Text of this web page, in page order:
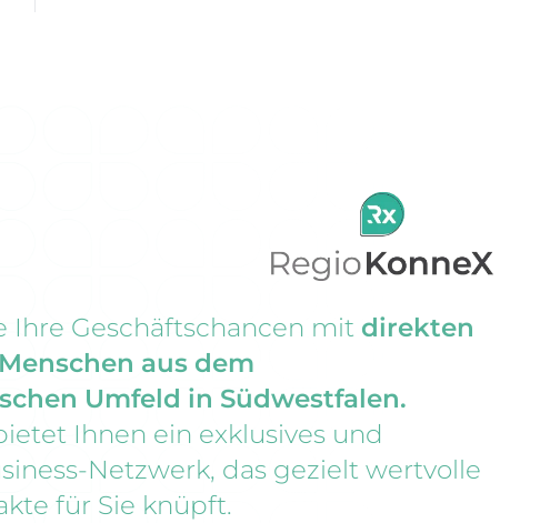
Ihre Geschäftschancen mit direkten
aus dem
Umfeld in Südwestfalen.
Ihnen ein exklusives und
Netzwerk, das gezielt wertvolle
für Sie knüpft.